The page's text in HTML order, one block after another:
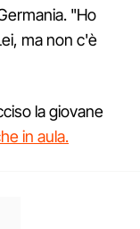
"Ho
ma non c'è
la giovane
in aula.